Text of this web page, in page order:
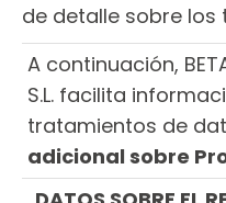
de detalle sobre los
A continuación,
S.L. facilita
tratamientos de
adicional sobre